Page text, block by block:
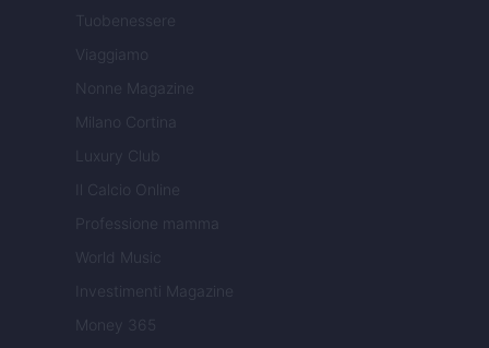
Tuobenessere
Viaggiamo
Nonne Magazine
Milano Cortina
Luxury Club
Il Calcio Online
Professione mamma
World Music
Investimenti Magazine
Money 365